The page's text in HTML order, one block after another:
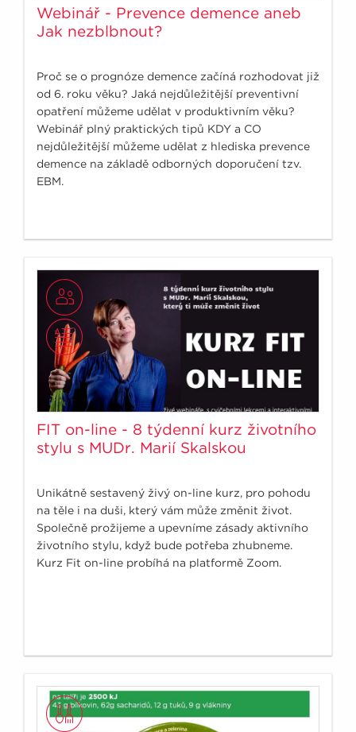
Webinář - Prevence demence aneb
Jak nezblbnout?
Proč se o prognóze demence začíná rozhodovat již
od 6. roku věku? Jaká nejdůležitější preventivní
opatření můžeme udělat v produktivním věku?
Webinář plný praktických tipů KDY a CO
nejdůležitější můžeme udělat z hlediska prevence
demence na základě odborných doporučení tzv.
EBM.
FIT on-line - 8 týdenní kurz životního
stylu s MUDr. Marií Skalskou
Unikátně sestavený živý on-line kurz, pro pohodu
na těle i na duši, který vám může změnit život.
Společně prožijeme a upevníme zásady aktivního
životního stylu, když bude potřeba zhubneme.
Kurz Fit on-line probíhá na platformě Zoom.